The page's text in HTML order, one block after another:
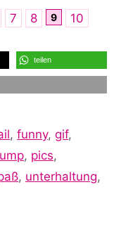
7 8 9 10
teilen
,funny,gif,
, pics,
, unterhaltung,